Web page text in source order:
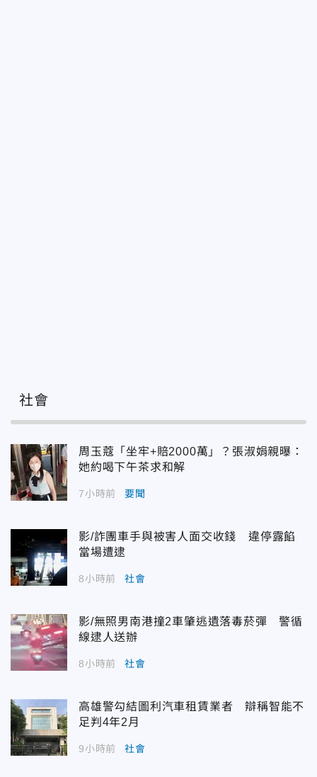
社會
周玉蔻「坐牢+賠2000萬」？張淑娟親曝：
她約喝下午茶求和解
7小時前 要聞
影/詐團車手與被害人面交收錢 違停露餡
當場遭逮
8小時前 社會
影/無照男南港撞2車肇逃遺落毒菸彈 警循
線逮人送辦
8小時前 社會
高雄警勾結圖利汽車租賃業者 辯稱智能不
足判4年2月
9小時前 社會